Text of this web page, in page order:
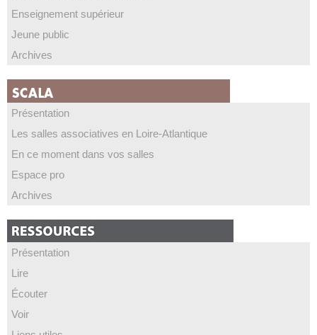
Enseignement supérieur
Jeune public
Archives
Présentation
Les salles associatives en Loire-Atlantique
En ce moment dans vos salles
Espace pro
Archives
Présentation
Lire
Écouter
Voir